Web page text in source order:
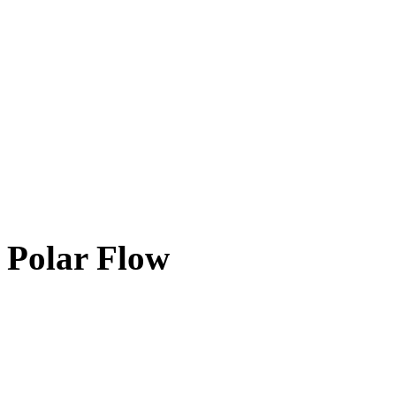
Polar Flow